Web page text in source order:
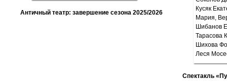
Античный театр: завершение сезона 2025/2026
Спектакль